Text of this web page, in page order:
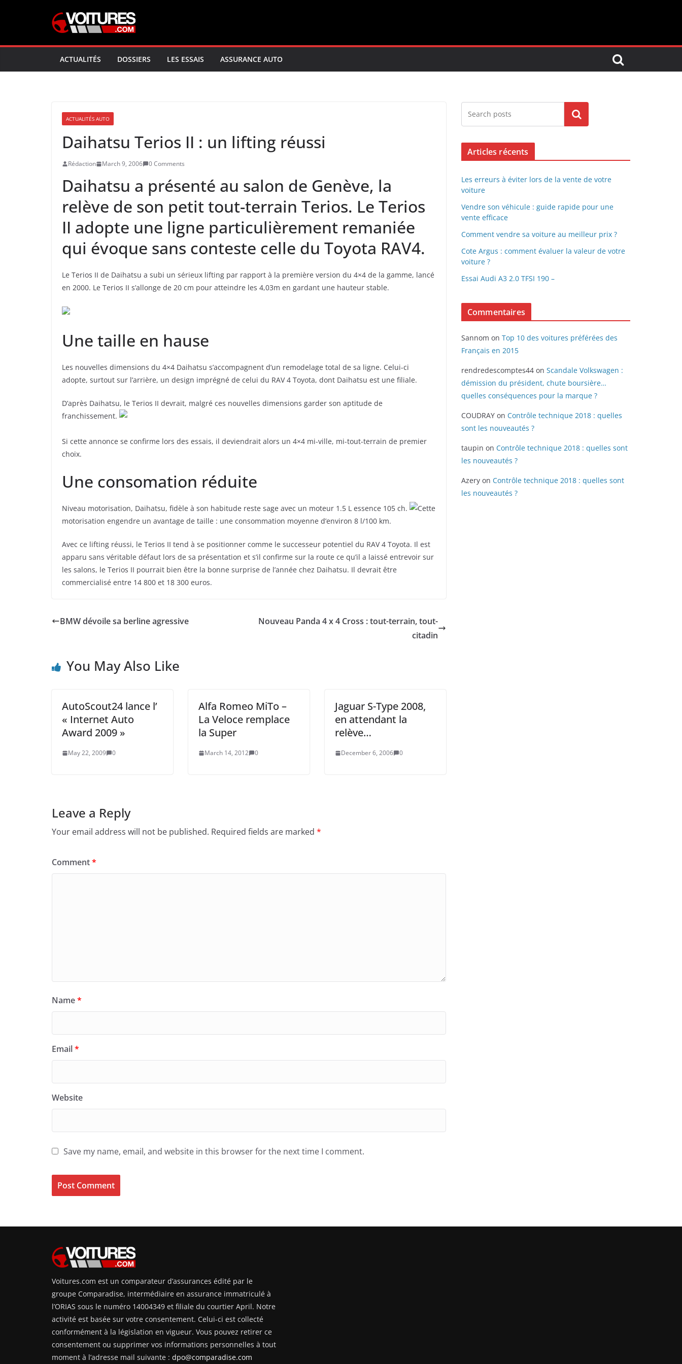
ACTUALITÉS DOSSIERS LES ESSAIS ASSURANCE AUTO
ACTUALITÉS AUTO
Daihatsu Terios II : un lifting réussi
Rédaction March 9, 2006 0 Comments
Daihatsu a présenté au salon de Genève, la
relève de son petit tout-terrain Terios. Le Terios
II adopte une ligne particulièrement remaniée
qui évoque sans conteste celle du Toyota RAV4.
Le Terios II de Daihatsu a subi un sérieux lifting par rapport à la première version du 4×4 de la gamme, lancé
en 2000. Le Terios II s’allonge de 20 cm pour atteindre les 4,03m en gardant une hauteur stable.
Une taille en hause
Les nouvelles dimensions du 4×4 Daihatsu s’accompagnent d’un remodelage total de sa ligne. Celui-ci
adopte, surtout sur l’arrière, un design imprégné de celui du RAV 4 Toyota, dont Daihatsu est une filiale.
D’après Daihatsu, le Terios II devrait, malgré ces nouvelles dimensions garder son aptitude de
franchissement.
Si cette annonce se confirme lors des essais, il deviendrait alors un 4×4 mi-ville, mi-tout-terrain de premier
choix.
Une consomation réduite
Niveau motorisation, Daihatsu, fidèle à son habitude reste sage avec un moteur 1.5 L essence 105 ch.
Cette
motorisation engendre un avantage de taille : une consommation moyenne d’environ 8 l/100 km.
Avec ce lifting réussi, le Terios II tend à se positionner comme le successeur potentiel du RAV 4 Toyota. Il est
apparu sans véritable défaut lors de sa présentation et s’il confirme sur la route ce qu’il a laissé entrevoir sur
les salons, le Terios II pourrait bien être la bonne surprise de l’année chez Daihatsu. Il devrait être
commercialisé entre 14 800 et 18 300 euros.
BMW dévoile sa berline agressive
Nouveau Panda 4 x 4 Cross : tout-terrain, tout-
citadin
You May Also Like
AutoScout24 lance l’
« Internet Auto
Award 2009 »
May 22, 2009 0
Alfa Romeo MiTo –
La Veloce remplace
la Super
March 14, 2012 0
Jaguar S-Type 2008,
en attendant la
relève…
December 6, 2006 0
Leave a Reply
Your email address will not be published. Required fields are marked *
Comment*
Name*
Email*
Website
Save my name, email, and website in this browser for the next time I comment.
Search
Articles récents
Les erreurs à éviter lors de la vente de votre
voiture
Vendre son véhicule : guide rapide pour une
vente efficace
Comment vendre sa voiture au meilleur prix ?
Cote Argus : comment évaluer la valeur de votre
voiture ?
Essai Audi A3 2.0 TFSI 190 –
Commentaires
Sannom on Top 10 des voitures préférées des
Français en 2015
rendredescomptes44 on Scandale Volkswagen :
démission du président, chute boursière…
quelles conséquences pour la marque ?
COUDRAY on Contrôle technique 2018 : quelles
sont les nouveautés ?
taupin on Contrôle technique 2018 : quelles sont
les nouveautés ?
Azery on Contrôle technique 2018 : quelles sont
les nouveautés ?
Voitures.com est un comparateur d’assurances édité par le
groupe Comparadise, intermédiaire en assurance immatriculé à
l’ORIAS sous le numéro 14004349 et filiale du courtier April. Notre
activité est basée sur votre consentement. Celui-ci est collecté
conformément à la législation en vigueur. Vous pouvez retirer ce
consentement ou supprimer vos informations personnelles à tout
moment à l’adresse mail suivante : dpo@comparadise.com